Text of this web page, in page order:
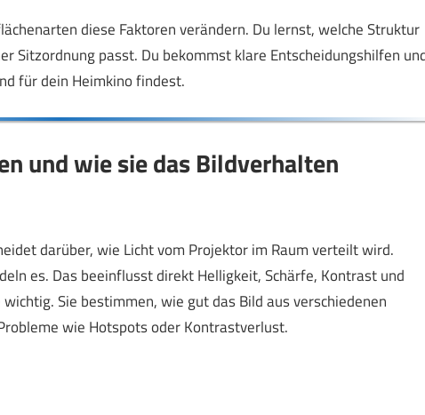
diese Faktoren verändern. Du lernst, welche Struktur
Sitzordnung passt. Du bekommst klare Entscheidungshilfen
für dein Heimkino findest.
und wie sie das Bildverhalten
darüber, wie Licht vom Projektor im Raum verteilt wird.
es. Das beeinflusst direkt Helligkeit, Schärfe, Kontrast und
Sie bestimmen, wie gut das Bild aus verschiedenen
wie Hotspots oder Kontrastverlust.